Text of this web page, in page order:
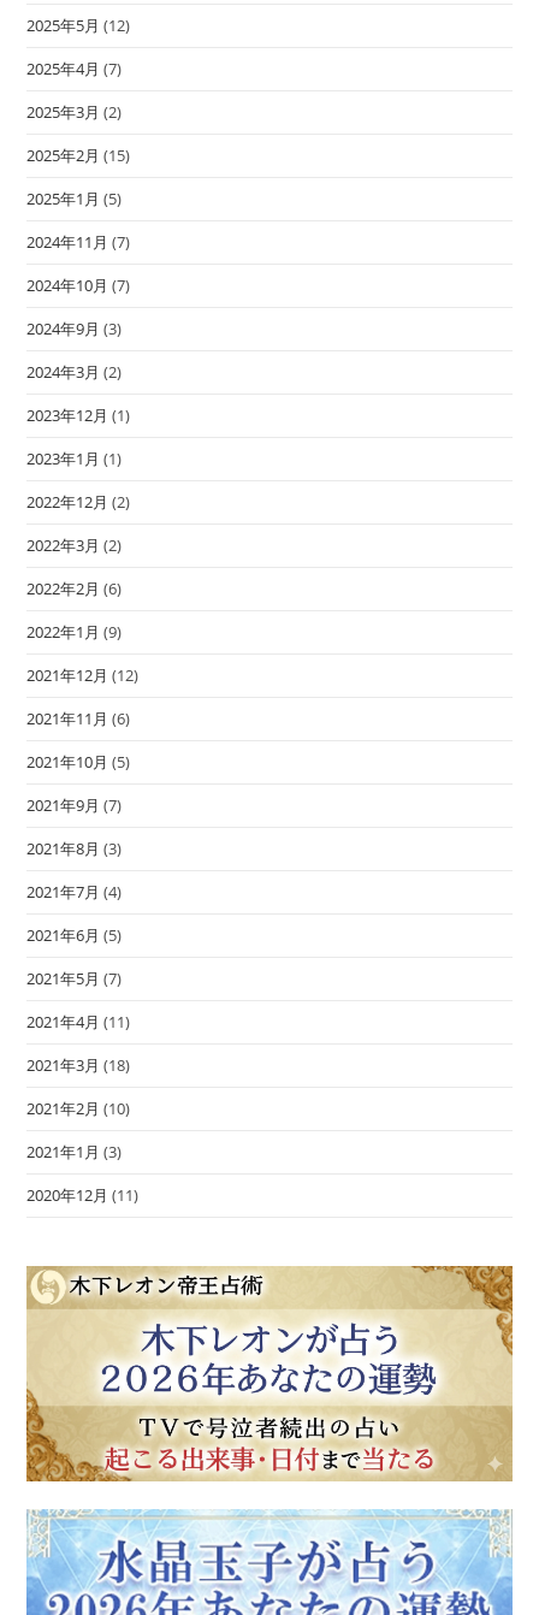
2025年5月 (12)
2025年4月 (7)
2025年3月 (2)
2025年2月 (15)
2025年1月 (5)
2024年11月 (7)
2024年10月 (7)
2024年9月 (3)
2024年3月 (2)
2023年12月 (1)
2023年1月 (1)
2022年12月 (2)
2022年3月 (2)
2022年2月 (6)
2022年1月 (9)
2021年12月 (12)
2021年11月 (6)
2021年10月 (5)
2021年9月 (7)
2021年8月 (3)
2021年7月 (4)
2021年6月 (5)
2021年5月 (7)
2021年4月 (11)
2021年3月 (18)
2021年2月 (10)
2021年1月 (3)
2020年12月 (11)